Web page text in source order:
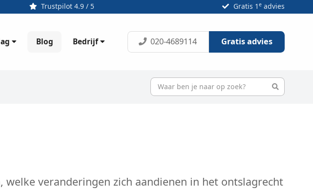
Trustpilot 4.9 / 5 Gratis 1 eadvies
Blog Bedrijf 020-4689114 Gratis advies
veranderingen zich aandienen in het ontslagrecht